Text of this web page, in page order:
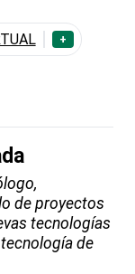
+
de proyectos
tecnologías
de